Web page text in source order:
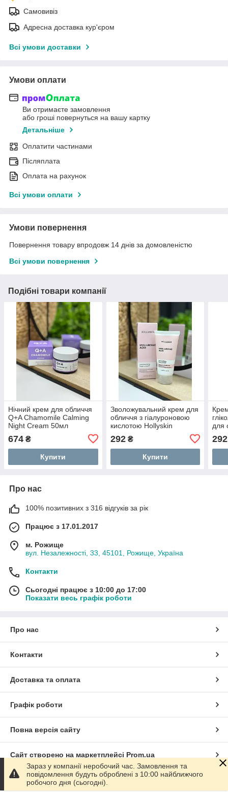
Самовивіз
Адресна доставка кур'єром
Всі умови доставки
Умови оплати
Ви отримаєте замовлення
або гроші повернуться на вашу картку
Детальніше
Оплатити частинами
Післяплата
Оплата на рахунок
Всі умови оплати
Умови повернення
Повернення товару впродовж 14 днів за домовленістю
Всі умови повернення
Подібні товари компанії
Нічний крем для обличчя
Q+A Chamomile Calming
Night Cream 50мл
674 ₴
Купити
Зволожувальний крем для
обличчя з гіалуроновою
кислотою Hollyskin
292₴
Купити
для
292
Про нас
100% позитивних з 316 відгуків за рік
Працює з 17.01.2017
м. Рожище
вул. Незалежності, 33, 45101, Рожище, Україна
Контакти
Сьогодні працює з 10:00 до 17:00
Показати весь графік роботи
Про нас
Контакти
Доставка та оплата
Графік роботи
Повна версія сайту
Сайт створено на маркетплейсі Prom.ua
Політика конфіденційності
Зараз у компанії неробочий час. Замовлення та
повідомлення будуть оброблені з 10:00 найближчого
робочого дня (сьогодні).